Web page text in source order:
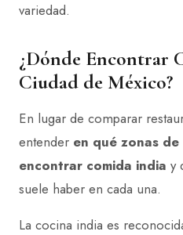
variedad.
¿Dónde Encontrar
Ciudad de México?
En lugar de comparar
entender en qué zonas de
encontrar comida india y
suele haber en cada una.
La cocina india es